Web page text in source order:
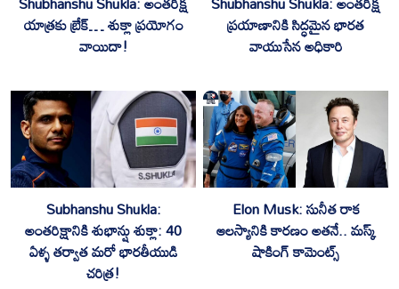
యాత్రకు బ్రేక్… శుక్లా ప్రయోగం
వాయిదా!
ప్రయాణానికి సిద్ధమైన భారత
వాయుసేన అధికారి
Subhanshu Shukla:
అంతరిక్షానికి శుభాన్షు శుక్లా: 40
ఏళ్ళ తర్వాత మరో భారతీయుడి
చరిత్ర!
Elon Musk: సునీత రాక
ఆలస్యానికి కారణం అతనే.. మస్క్
షాకింగ్ కామెంట్స్